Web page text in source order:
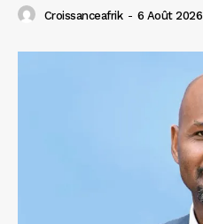
Croissanceafrik - 6 Août 2026